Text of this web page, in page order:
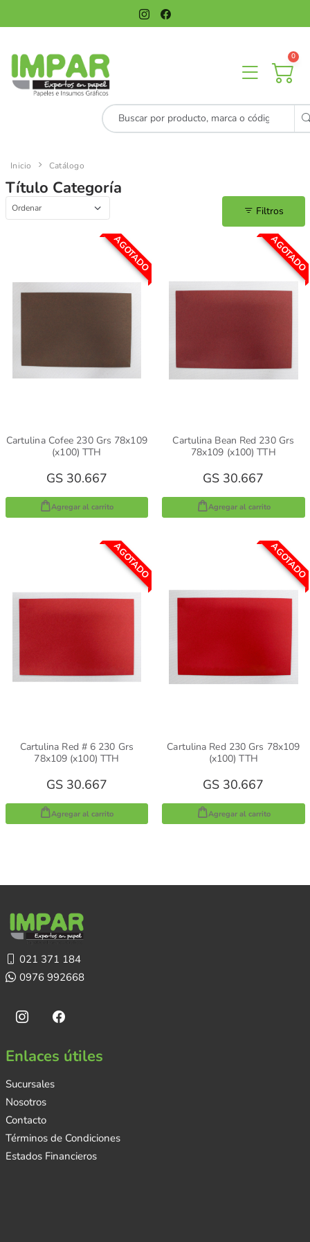
0
Inicio Catálogo
Título Categoría
Filtros
AGOTADO
Cartulina Cofee 230 Grs 78x109
(x100) TTH
GS 30.667
Agregar al carrito
AGOTADO
Cartulina Bean Red 230 Grs
78x109 (x100) TTH
GS 30.667
Agregar al carrito
AGOTADO
Cartulina Red # 6 230 Grs
78x109 (x100) TTH
GS 30.667
Agregar al carrito
AGOTADO
Cartulina Red 230 Grs 78x109
(x100) TTH
GS 30.667
Agregar al carrito
021 371 184
0976 992668
Enlaces útiles
Sucursales
Nosotros
Contacto
Términos de Condiciones
Estados Financieros